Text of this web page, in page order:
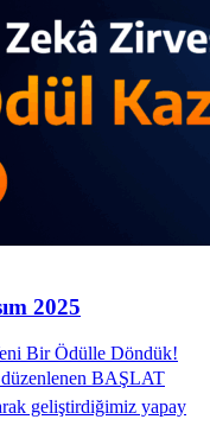
2025
Bir Ödülle Döndük!
BAŞLAT
geliştirdiğimiz yapay